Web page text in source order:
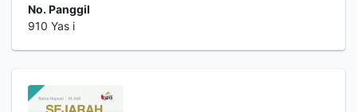
No. Panggil
910 Yas i